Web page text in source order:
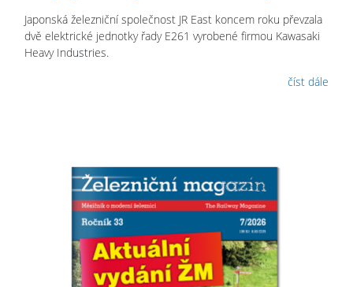
Japonská železniční společnost JR East koncem roku převzala
dvě elektrické jednotky řady E261 vyrobené firmou Kawasaki
Heavy Industries.
číst dále